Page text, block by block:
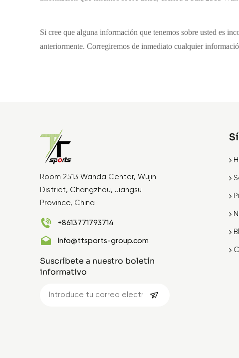
Si cree que alguna información que tenemos sobre usted es
anteriormente. Corregiremos de inmediato cualquier
Room 2513 Wanda Center, Wujin
District, Changzhou, Jiangsu
Province, China
+8613771793714
Info@ttsports-group.com
Suscríbete a nuestro boletín
informativo